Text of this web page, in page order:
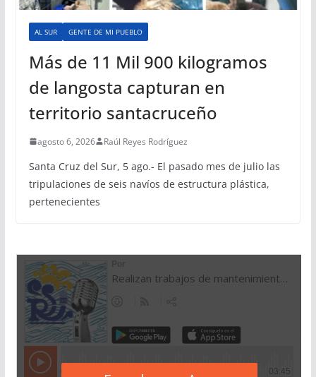
AL SUR GENTE DE MI PUEBLO
Más de 11 Mil 900 kilogramos
de langosta capturan en
territorio santacruceño
agosto 6, 2026 Raúl Reyes Rodríguez
Santa Cruz del Sur, 5 ago.- El pasado mes de julio las
tripulaciones de seis navíos de estructura plástica,
pertenecientes